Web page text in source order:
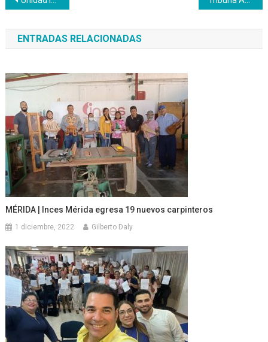
de
entradas
ENTRADAS RELACIONADAS
MÉRIDA | Inces Mérida egresa 19 nuevos carpinteros
1 diciembre, 2022 Gilberto Daly